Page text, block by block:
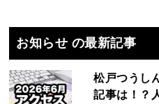
お知らせ の最新記事
松戸つうし
記事は！？